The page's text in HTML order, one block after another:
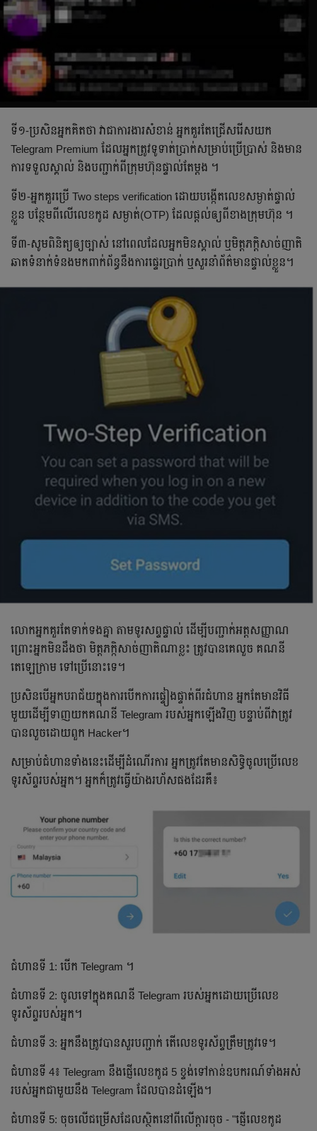
ទី១-ប្រសិនអ្នកគិតថា វាជាការងារសំខាន់ អ្នកគួរតែជ្រើសរើសយក
Telegram Premium ដែលអ្នកត្រូវទូទាត់ប្រាក់សម្រាប់ប្រើប្រាស់ និងមាន
ការទទួលស្គាល់ និងបញ្ជាក់ពីក្រុមហ៊ុនផ្ទាល់តែម្តង ។
ទី២-អ្នកគួរប្រើ Two steps verification ដោយបង្កើតលេខសម្ងាត់ផ្ទាល់
ខ្លួន បន្ថែមពីលើលេខកូដ សម្ងាត់(OTP) ដែលផ្ដល់ឲ្យពីខាងក្រុមហ៊ុន ។
ទី៣-សូមពិនិត្យឲ្យច្បាស់ នៅពេលដែលអ្នកមិនស្គាល់ ឬមិត្តភក្តិសាច់ញាតិ
ឆាតទំនាក់ទំនងមកពាក់ព័ន្ធនឹងការផ្ទេរប្រាក់ ឬសួរនាំព័ត៌មានផ្ទាល់ខ្លួន។
លោកអ្នកគួរតែទាក់ទងគ្នា តាមទូរសព្ទផ្ទាល់ ដើម្បីបញ្ជាក់អត្តសញ្ញាណ
ព្រោះអ្នកមិនដឹងថា មិត្តភក្កិសាច់ញាតិណាខ្លះ ត្រូវបានគេលួច គណនី
តេឡេក្រាម ទៅប្រើនោះទេ។
ប្រសិនបើអ្នកបរាជ័យក្នុងការបើកការផ្ទៀងផ្ទាត់ពីរជំហាន អ្នក​តែមានវិធី
មួយដើម្បីទាញយកគណនី Telegram របស់អ្នកឡើងវិញ បន្ទាប់ពីវាត្រូវ
បានលួចដោយពួក Hacker។
សម្រាប់ជំហានទាំងនេះដើម្បីដំណើរការ អ្នកត្រូវតែមានសិទ្ធិចូលប្រើលេខ
ទូរស័ព្ទរបស់អ្នក។ អ្នកក៏ត្រូវធ្វើយ៉ាងរហ័សផងដែរគឺ៖
ជំហានទី 1: បើក Telegram ។
ជំហានទី 2: ចូលទៅក្នុងគណនី Telegram របស់អ្នកដោយប្រើលេខ
ទូរស័ព្ទរបស់អ្នក។
ជំហានទី 3: អ្នកនឹងត្រូវបានសួរបញ្ជាក់​ តើលេខទូរស័ព្ទ​ត្រឹមត្រូវទេ។
ជំហានទី 4៖ Telegram នឹងផ្ញើលេខកូដ 5 ខ្ទង់ទៅកាន់ឧបករណ៍ទាំងអស់
របស់អ្នកជាមួយនឹង Telegram ដែលបានដំឡើង។
ជំហានទី 5: ចុចលើជម្រើសដែលស្ថិតនៅពីលើក្តារចុច - "ផ្ញើលេខកូដ